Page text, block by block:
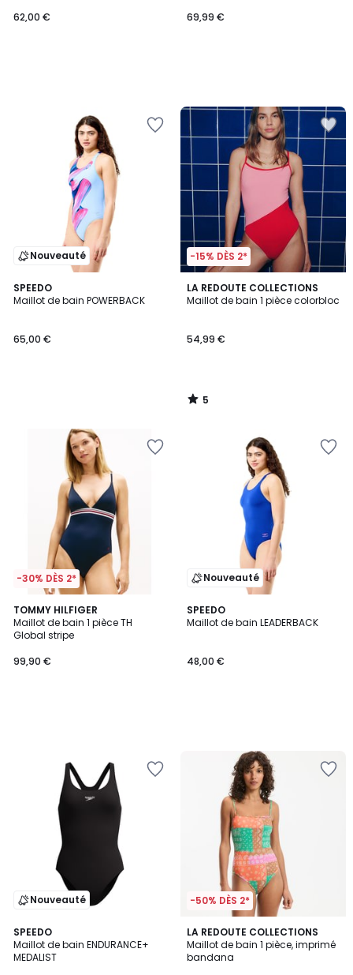
62,00 € 69,99 €
Nouveauté
SPEEDO
Maillot de bain POWERBACK
65,00 €
-15% DÈS 2*
LA REDOUTE COLLECTIONS
Maillot de bain 1 pièce colorbloc
54,99 €
5
/
5
/
-30% DÈS 2*
TOMMY HILFIGER
Maillot de bain 1 pièce TH
Global stripe
99,90 €
Nouveauté
SPEEDO
Maillot de bain LEADERBACK
48,00 €
Nouveauté
SPEEDO
Maillot de bain ENDURANCE+
MEDALIST
-50% DÈS 2*
LA REDOUTE COLLECTIONS
Maillot de bain 1 pièce, imprimé
bandana